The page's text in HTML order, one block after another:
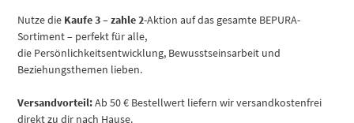
Nutze die Kaufe 3 – zahle 2-Aktion auf das gesamte BEPURA-
Sortiment – perfekt für alle,
die Persönlichkeitsentwicklung, Bewusstseinsarbeit und
Beziehungsthemen lieben.
Versandvorteil:Ab 50 € Bestellwert liefern wir versandkostenfrei
direkt zu dir nach Hause.